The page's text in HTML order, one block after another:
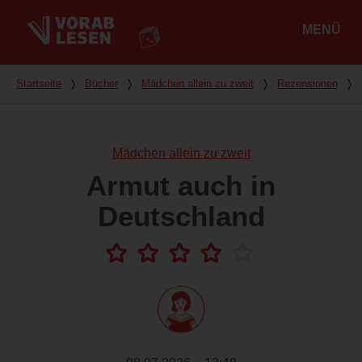
MENÜ
Du bist hier
Startseite ❭ Bücher ❭ Mädchen allein zu zweit ❭ Rezensionen ❭
Mädchen allein zu zweit
Armut auch in
Deutschland